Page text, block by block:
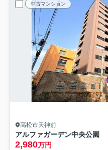
中古マンション
高松市天神前
アルファガーデン中央公園
2,980万円